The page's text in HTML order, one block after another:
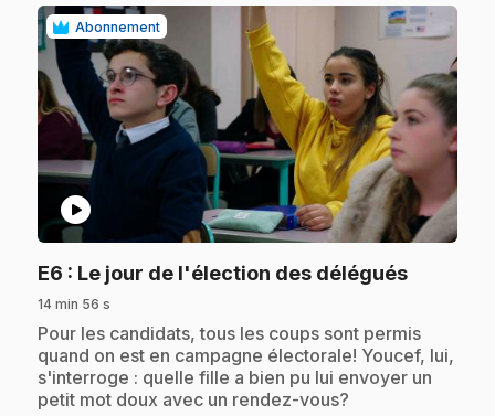
Abonnement
play_circle
E6 : Le jour de l'élection des délégués.
14 min 56 s
.Pour les candidats, tous les coups sont permis
quand on est en campagne électorale! Youcef, lui,
s'interroge : quelle fille a bien pu lui envoyer un
petit mot doux avec un rendez-vous?